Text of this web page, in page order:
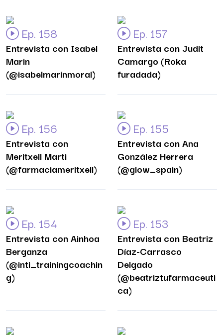
Ep. 158
Entrevista con Isabel
Marin
(@isabelmarinmoral)
Ep. 157
Entrevista con Judit
Camargo (Roka
furadada)
Ep. 156
Entrevista con
Meritxell Marti
(@farmaciameritxell)
Ep. 155
Entrevista con Ana
González Herrera
(@glow_spain)
Ep. 154
Entrevista con Ainhoa
Berganza
(@inti_trainingcoachin
g)
Ep. 153
Entrevista con Beatriz
Díaz-Carrasco
Delgado
(@beatriztufarmaceuti
ca)